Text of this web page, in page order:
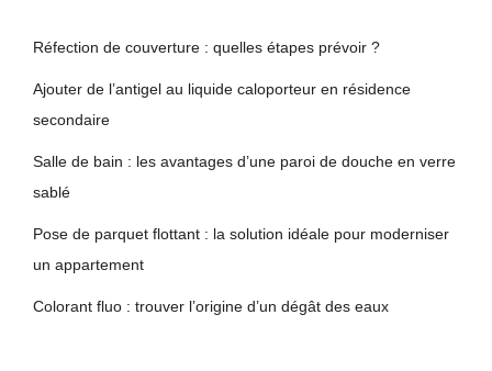
Réfection de couverture : quelles étapes prévoir ?
Ajouter de l’antigel au liquide caloporteur en résidence
secondaire
Salle de bain : les avantages d’une paroi de douche en verre
sablé
Pose de parquet flottant : la solution idéale pour moderniser
un appartement
Colorant fluo : trouver l’origine d’un dégât des eaux